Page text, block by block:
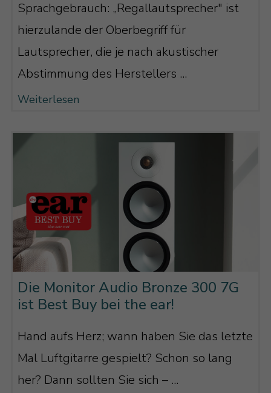
des Mitteltöners im Übergangsbereich
angepasst wird. Die beiden bilden somit
akustisch eine Einheit im so wichtigen
Und zwar ganz egal, wo Sie sitzen.
Mehr Power! – Der Wirkungsgrad des
Hochtöners ist gestiegen
Zweitens steigt durch den Waveguide
der Wirkungsgrad des Hochtöners
mächtig an, wodurch er zum einen
wesentlich lauter spielen kann, ohne zu
verzerren, und zum anderen tiefer
angekoppelt werden kann. Sprich: Die
gesenkt werden und der Mitteltöner hat
„mehr Luft zum Atmen“, da er nicht so
hoch im Frequenzband spielen muss.
Sprachgebrauch: „Regallautsprecher" ist
hierzulande der Oberbegriff für
Lautsprecher, die je nach akustischer
Abstimmung des Herstellers ...
Weiterlesen
Die Monitor Audio Bronze 300 7G
ist Best Buy bei the ear!
Hand aufs Herz; wann haben Sie das letzte
Mal Luftgitarre gespielt? Schon so lang
her? Dann sollten Sie sich – ...